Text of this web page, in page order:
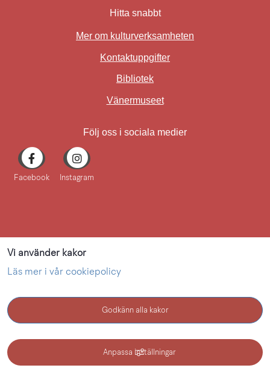
Vi använder kakor
Läs mer i vår cookiepolicy
Godkänn alla kakor
Anpassa inställningar
Hitta snabbt
Mer om kulturverksamheten
Kontaktuppgifter
Bibliotek
VänermuseetLänk till annan
Följ oss i sociala medier
Facebook Instagram
Kultur i Lidköping - en webbplats inom Lidköping kommun